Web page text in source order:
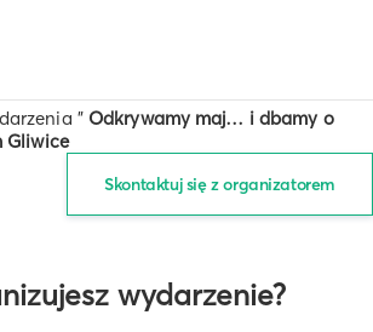
" Odkrywamy maj… i dbamy o
Gliwice
Skontaktuj się z organizatorem
wydarzenie?